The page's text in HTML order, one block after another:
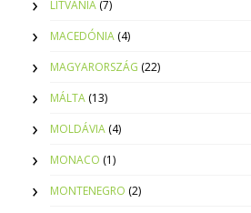
LITVÁNIA (7)
MACEDÓNIA (4)
MAGYARORSZÁG (22)
MÁLTA (13)
MOLDÁVIA (4)
MONACO (1)
MONTENEGRO (2)